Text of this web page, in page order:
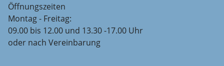
Öffnungszeiten
Montag - Freitag:
09.00 bis 12.00 und 13.30 -17.00 Uhr
oder nach Vereinbarung